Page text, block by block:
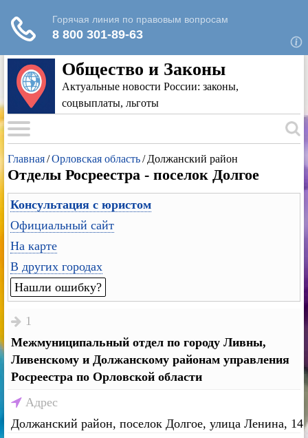
Общество и Законы
Актуальные новости России: законы,
соцвыплаты, льготы
Главная/Орловская область/Должанский район
Отделы Росреестра - поселок Долгое
Консультация с юристом
Официальный сайт
На карте
В других городах
Нашли ошибку?
1
Межмуниципальный отдел по городу Ливны,
Ливенскому и Должанскому районам управления
Росреестра по Орловской области
Адрес
Должанский район, поселок Долгое, улица Ленина, 14
Для любых предложений по сайту: rk-
reestr@cp9.ru